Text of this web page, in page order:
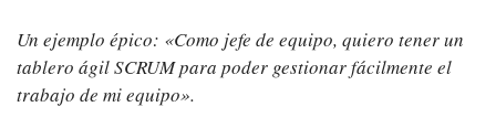
Un ejemplo épico: «Como jefe de equipo, quiero tener un
tablero ágil SCRUM para poder gestionar fácilmente el
trabajo de mi equipo».